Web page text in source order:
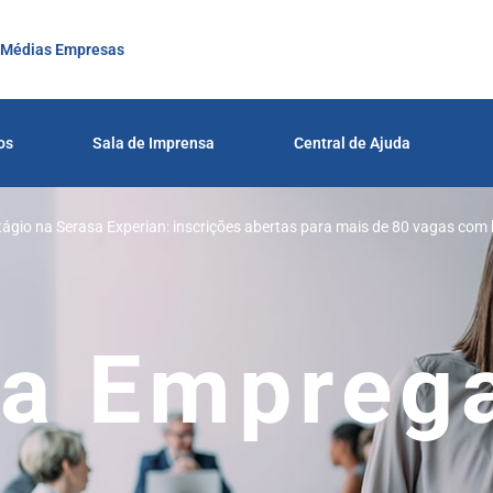
Empresas
Sala de Imprensa Central de Ajuda
na Serasa Experian: inscrições abertas para mais de 80 vagas com